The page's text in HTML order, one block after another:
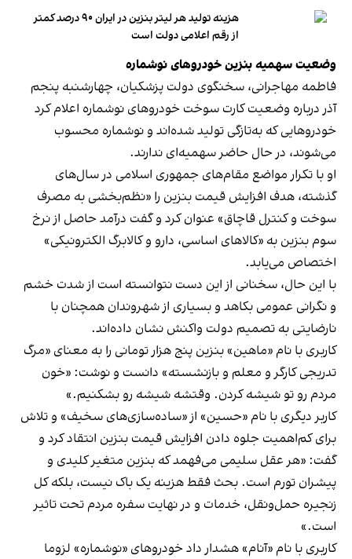
هزینه تولید هر لیتر بنزین در ایران ۹۰ درصد کمتر
از رقم اعلامی دولت است
وضعیت سهمیه بنزین خودروهای نوشماره
فاطمه مهاجرانی، سخنگوی دولت پزشکیان، چهارشنبه پنجم
آذر درباره وضعیت کارت سوخت خودروهای نوشماره اعلام کرد
خودروهایی که به‌تازگی ‌تولید شده‌اند و نوشماره محسوب
می‌شوند، در حال حاضر سهمیه‌ای‌ ندارند.
او با تکرار مواضع مقام‌های جمهوری اسلامی در سال‌های
گذشته، هدف افزایش قیمت بنزین را «نظم‌بخشی به مصرف
سوخت و کنترل قاچاق» عنوان کرد و گفت درآمد حاصل از نرخ
سوم بنزین به «کالاهای اساسی، دارو و کالابرگ الکترونیکی»
اختصاص می‌یابد.
با این حال، سخنانی از این دست نتوانسته است از شدت خشم
و نگرانی عمومی بکاهد و بسیاری از شهروندان همچنان با
نارضایتی به تصمیم دولت واکنش نشان داده‌اند.
کاربری با نام «ماهین» بنزین پنج هزار تومانی را به معنای «مرگ
تدریجی کارگر و معلم و بازنشسته» دانست و نوشت: «خون
مردم رو تو شیشه کردن. وقتشه شیشه رو بشکنیم.»
کاربر دیگری با نام «حسین» از «ساده‌سازی‌های سخیف» و تلاش
برای کم‌اهمیت جلوه دادن افزایش قیمت بنزین انتقاد کرد و
گفت: «هر عقل سلیمی می‌فهمد که بنزین متغیر کلیدی و
پیشران تورم است. بحث فقط هزینه یک باک نیست، بلکه کل
زنجیره حمل‌ونقل، خدمات و در نهایت سفره مردم تحت‌ تاثیر
است.»
کاربری با نام «آنام»هشدار دادخودروهای «نوشماره» لزوما